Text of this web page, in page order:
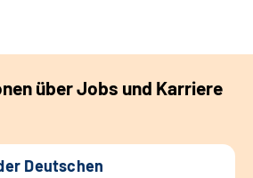
über Jobs und Karriere
Deutschen